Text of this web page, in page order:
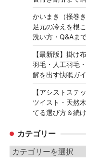
かいまき（掻巻
足元の冷えを根
洗い方・Q&Aま
【最新版】掛け
羽毛・人工羽毛
解を出す快眠ガ
【アシストステ
ツイスト・天然
てる選び方＆続
カテゴリー
カ